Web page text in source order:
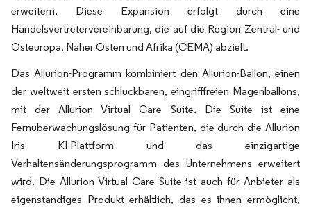
erweitern. Diese Expansion erfolgt durch eine
Handelsvertretervereinbarung, die auf die Region Zentral- und
Osteuropa, Naher Osten und Afrika (CEMA) abzielt.
Das Allurion-Programm kombiniert den Allurion-Ballon, einen
der weltweit ersten schluckbaren, eingrifffreien Magenballons,
mit der Allurion Virtual Care Suite. Die Suite ist eine
Fernüberwachungslösung für Patienten, die durch die Allurion
Iris KI-Plattform und das einzigartige
Verhaltensänderungsprogramm des Unternehmens erweitert
wird. Die Allurion Virtual Care Suite ist auch für Anbieter als
eigenständiges Produkt erhältlich, das es ihnen ermöglicht,